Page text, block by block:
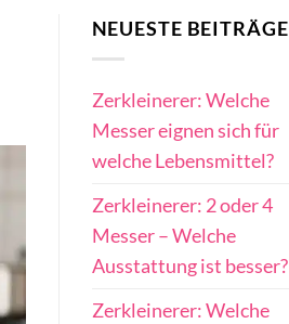
NEUESTE BEITRÄGE
Zerkleinerer: Welche
Messer eignen sich für
welche Lebensmittel?
Zerkleinerer: 2 oder 4
Messer – Welche
Ausstattung ist besser?
Zerkleinerer: Welche